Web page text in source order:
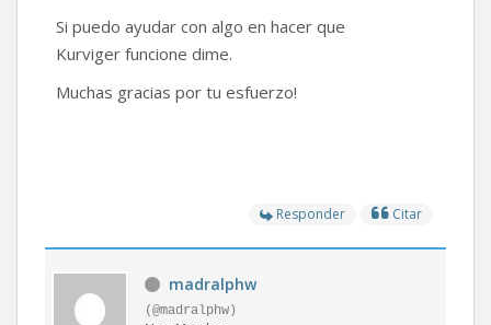
Si puedo ayudar con algo en hacer que
Kurviger funcione dime.
Muchas gracias por tu esfuerzo!
Responder Citar
madralphw
(@madralphw)